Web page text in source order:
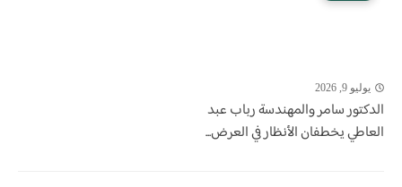
يوليو 9, 2026
الدكتور سامر والمهندسة رباب عبد
العاطي يخطفان الأنظار في العرض...